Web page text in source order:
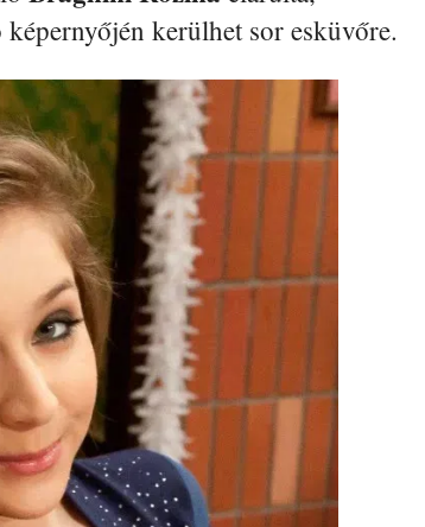
kerülhet sor esküvőre.